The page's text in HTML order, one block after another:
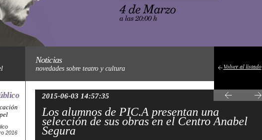
Noticias
novedades sobre teatro y cultura Volver al listado
2015-06-03 14:57:35
Los alumnos de PIC.A presentan una
selección de sus obras en el Centro Anabel
Segura
2016